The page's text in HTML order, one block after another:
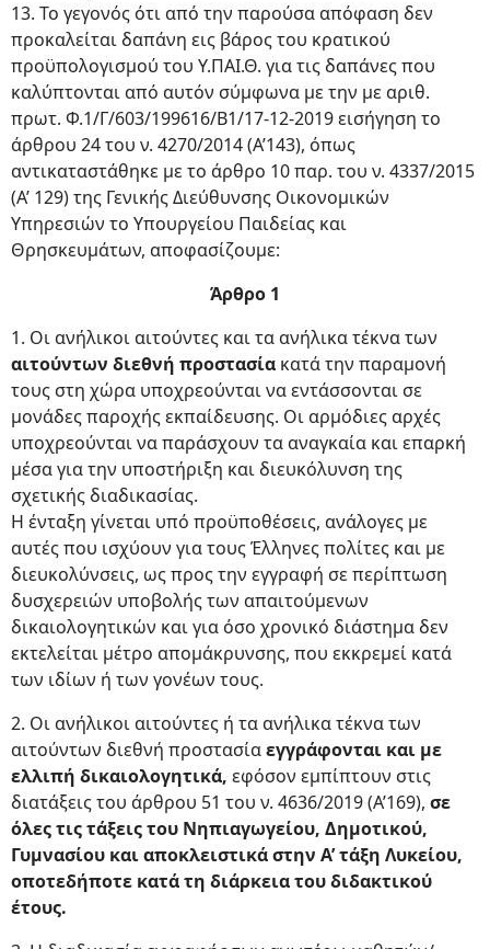
13. Το γεγονός ότι από την παρούσα απόφαση δεν
προκαλείται δαπάνη εις βάρος του κρατικού
προϋπολογισμού του Υ.ΠΑΙ.Θ. για τις δαπάνες που
καλύπτονται από αυτόν σύμφωνα με την με αριθ.
πρωτ. Φ.1/Γ/603/199616/Β1/17-12-2019 εισήγηση το
άρθρου 24 του ν. 4270/2014 (Α’143), όπως
αντικαταστάθηκε με το άρθρο 10 παρ. του ν. 4337/2015
(Α’ 129) της Γενικής Διεύθυνσης Οικονομικών
Υπηρεσιών το Υπουργείου Παιδείας και
Θρησκευμάτων, αποφασίζουμε:
Άρθρο 1
1. Οι ανήλικοι αιτούντες και τα ανήλικα τέκνα των
αιτούντων διεθνή προστασία κατά την παραμονή
τους στη χώρα υποχρεούνται να εντάσσονται σε
μονάδες παροχής εκπαίδευσης. Οι αρμόδιες αρχές
υποχρεούνται να παράσχουν τα αναγκαία και επαρκή
μέσα για την υποστήριξη και διευκόλυνση της
σχετικής διαδικασίας.
Η ένταξη γίνεται υπό προϋποθέσεις, ανάλογες με
αυτές που ισχύουν για τους Έλληνες πολίτες και με
διευκολύνσεις, ως προς την εγγραφή σε περίπτωση
δυσχερειών υποβολής των απαιτούμενων
δικαιολογητικών και για όσο χρονικό διάστημα δεν
εκτελείται μέτρο απομάκρυνσης, που εκκρεμεί κατά
των ιδίων ή των γονέων τους.
2. Οι ανήλικοι αιτούντες ή τα ανήλικα τέκνα των
αιτούντων διεθνή προστασίαεγγράφονται και με
ελλιπή δικαιολογητικά, εφόσον εμπίπτουν στις
διατάξεις του άρθρου 51 του ν. 4636/2019 (Α’169), σε
όλες τις τάξεις του Νηπιαγωγείου, Δημοτικού,
Γυμνασίου και αποκλειστικά στην Α’ τάξη Λυκείου,
οποτεδήποτε κατά τη διάρκεια του διδακτικού
έτους.